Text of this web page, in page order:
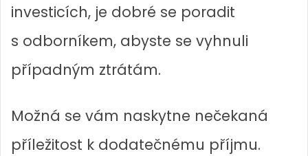
investicích, je dobré se poradit
s odborníkem, abyste se vyhnuli
případným ztrátám.
Možná se vám naskytne nečekaná
příležitost k dodatečnému příjmu.